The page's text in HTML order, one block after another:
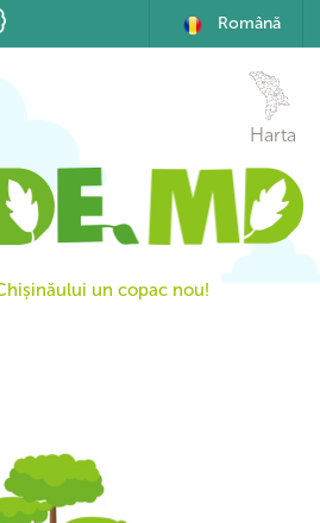
Română
un copac nou!
Harta